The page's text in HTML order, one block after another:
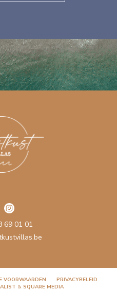
69 01 01
VOORWAARDEN
PRIVACYBELEID
& SQUARE MEDIA